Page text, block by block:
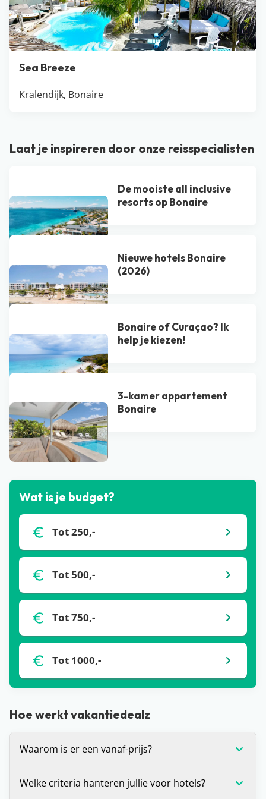
Sea Breeze
Kralendijk, Bonaire
Laat je inspireren door onze reisspecialisten
De mooiste all inclusive
resorts op Bonaire
Nieuwe hotels Bonaire
(2026)
Bonaire of Curaçao? Ik
help je kiezen!
3-kamer appartement
Bonaire
Bekijk alle blogs
Wat is je budget?
Tot 250,-
Tot 500,-
Tot 750,-
Tot 1000,-
Hoe werkt vakantiedealz
Waarom is er een vanaf-prijs?
op dat moment de laagste prijs voor de vakantie
Welke criteria hanteren jullie voor hotels?